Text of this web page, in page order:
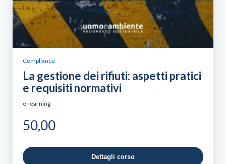
Compliance
La gestione dei rifiuti: aspetti pratici
e requisiti normativi
e-learning
50,00
Dettagli corso